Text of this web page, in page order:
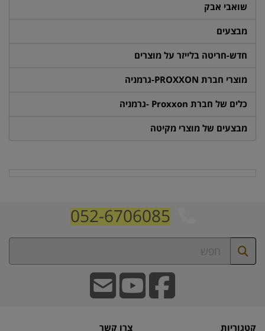
שואבי אבק
מבצעים
חדש-חריטה בלייזר על מוצרים
מוצרי חברת PROXXON-גרמניה
כלים של חברת Proxxon -גרמניה
מבצעים של מוצרי מקיטה
052-6706085
קטגוריות צרו קשר